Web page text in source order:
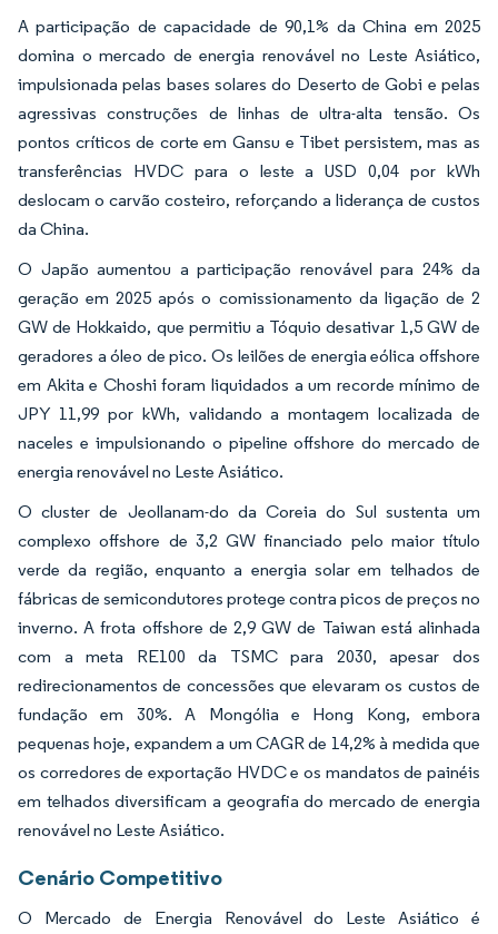
A participação de capacidade de 90,1% da China em 2025
domina o mercado de energia renovável no Leste Asiático,
impulsionada pelas bases solares do Deserto de Gobi e pelas
agressivas construções de linhas de ultra-alta tensão. Os
pontos críticos de corte em Gansu e Tibet persistem, mas as
transferências HVDC para o leste a USD 0,04 por kWh
deslocam o carvão costeiro, reforçando a liderança de custos
da China.
O Japão aumentou a participação renovável para 24% da
geração em 2025 após o comissionamento da ligação de 2
GW de Hokkaido, que permitiu a Tóquio desativar 1,5 GW de
geradores a óleo de pico. Os leilões de energia eólica offshore
em Akita e Choshi foram liquidados a um recorde mínimo de
JPY 11,99 por kWh, validando a montagem localizada de
naceles e impulsionando o pipeline offshore do mercado de
energia renovável no Leste Asiático.
O cluster de Jeollanam-do da Coreia do Sul sustenta um
complexo offshore de 3,2 GW financiado pelo maior título
verde da região, enquanto a energia solar em telhados de
fábricas de semicondutores protege contra picos de preços no
inverno. A frota offshore de 2,9 GW de Taiwan está alinhada
com a meta RE100 da TSMC para 2030, apesar dos
redirecionamentos de concessões que elevaram os custos de
fundação em 30%. A Mongólia e Hong Kong, embora
pequenas hoje, expandem a um CAGR de 14,2% à medida que
os corredores de exportação HVDC e os mandatos de painéis
em telhados diversificam a geografia do mercado de energia
renovável no Leste Asiático.
Cenário Competitivo
O Mercado de Energia Renovável do Leste Asiático é